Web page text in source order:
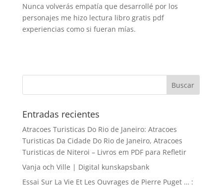
Nunca volverás empatía que desarrollé por los
personajes me hizo lectura libro gratis pdf
experiencias como si fueran mías.
Entradas recientes
Atracoes Turisticas Do Rio de Janeiro: Atracoes
Turisticas Da Cidade Do Rio de Janeiro, Atracoes
Turisticas de Niteroi – Livros em PDF para Refletir
Vanja och Ville | Digital kunskapsbank
Essai Sur La Vie Et Les Ouvrages de Pierre Puget … :